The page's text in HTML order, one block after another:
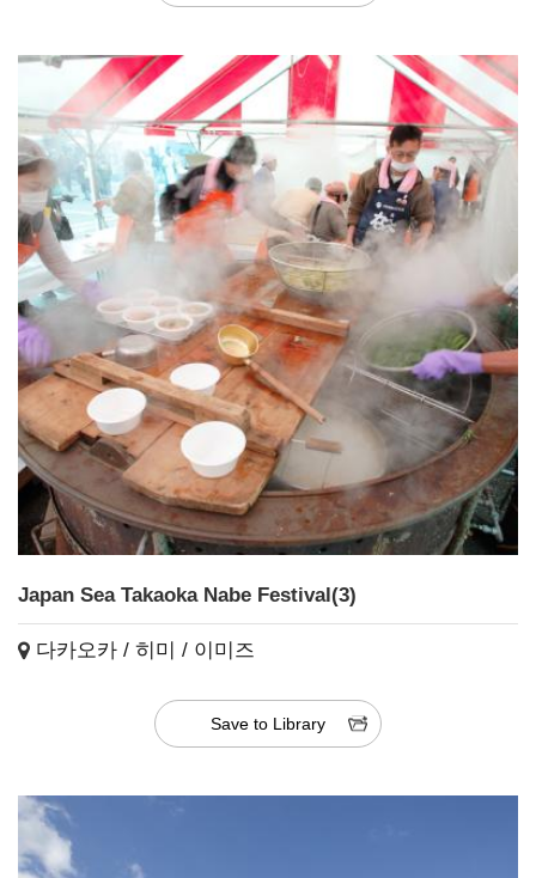
Japan Sea Takaoka Nabe Festival(3)
다카오카 / 히미 / 이미즈
Save to Library